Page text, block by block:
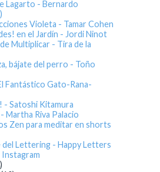
Lagarto - Bernardo
Violeta - Tamar Cohen
en el Jardín - Jordi Ninot
Multiplicar - Tira de la
bájate del perro - Toño
Fantástico Gato-Rana-
- Satoshi Kitamura
Martha Riva Palacio
Zen para meditar en shorts
del Lettering - Happy Letters
Instagram